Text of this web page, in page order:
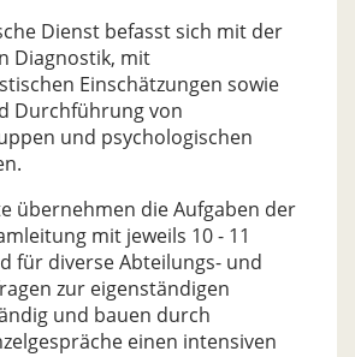
Dienst befasst sich mit der
Diagnostik, mit
Einschätzungen sowie
Durchführung von
und psychologischen
übernehmen die Aufgaben der
mit jeweils 10 - 11
für diverse Abteilungs- und
zur eigenständigen
und bauen durch
einen intensiven